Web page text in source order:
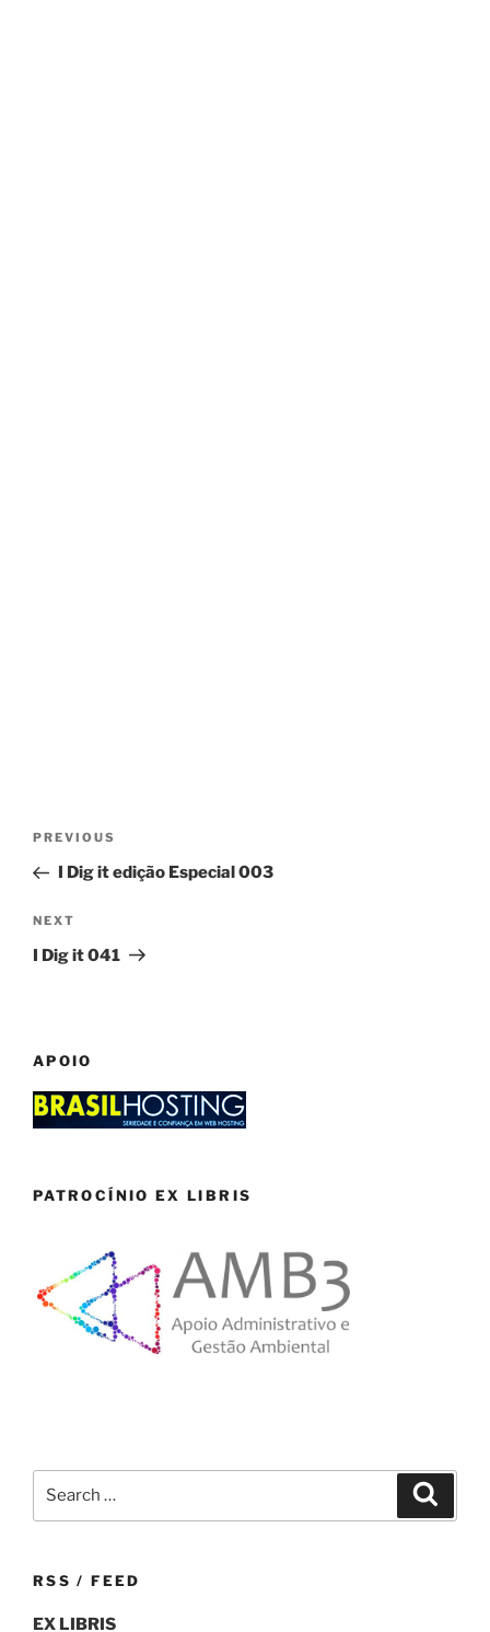
Previous
Post
PREVIOUS
I Dig it edição Especial 003
Next
Post
NEXT
I Dig it 041
APOIO
PATROCÍNIO EX LIBRIS
RSS / FEED
EX LIBRIS